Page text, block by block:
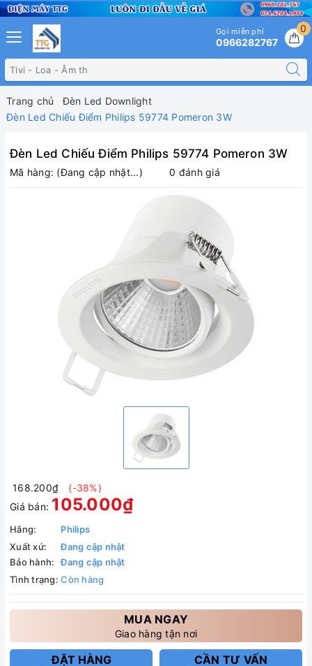
0
Gọi miễn phí
0966282767
Trang chủ
Đèn Led Downlight
Đèn Led Chiếu Điểm Philips 59774 Pomeron 3W
Đèn Led Chiếu Điểm Philips 59774 Pomeron 3W
Mã hàng: (Đang cập nhật...) 0 đánh giá
168.200₫
(-38%)
Giá bán: 105.000₫
Hãng:
Philips
Xuất xứ:
Đang cập nhật
Bảo hành:
Đang cập nhật
Tình trạng: Còn hàng
MUA NGAY
Giao hàng tận nơi
ĐẶT HÀNG CẦN TƯ VẤN